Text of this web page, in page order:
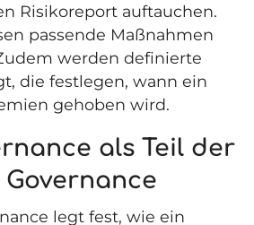
Risikoreport auftauchen.
passende Maßnahmen
werden definierte
die festlegen, wann ein
gehoben wird.
als Teil der
legt fest, wie ein